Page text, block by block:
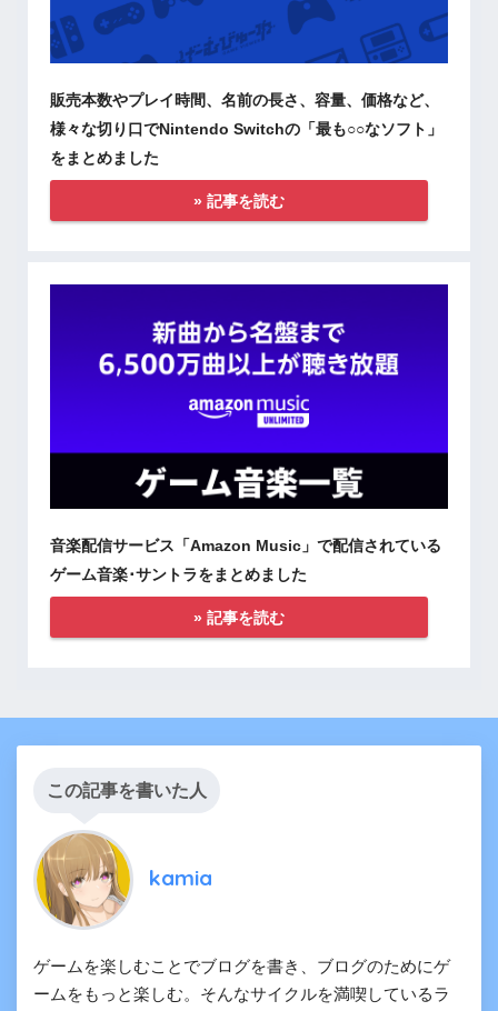
販売本数やプレイ時間、名前の長さ、容量、価格など、
様々な切り口でNintendo Switchの「最も○○なソフト」
をまとめました
» 記事を読む
音楽配信サービス「Amazon Music」で配信されている
ゲーム音楽･サントラをまとめました
» 記事を読む
この記事を書いた人
kamia
ゲームを楽しむことでブログを書き、ブログのためにゲ
ームをもっと楽しむ。そんなサイクルを満喫しているラ